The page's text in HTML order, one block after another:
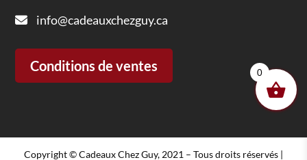
info@cadeauxchezguy.ca
Conditions de ventes
Copyright © Cadeaux Chez Guy, 2021 – Tous droits réservés |
0